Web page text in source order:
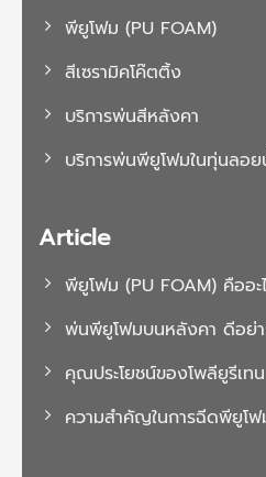
พียูโฟม (PU FOAM)
สีเซรามิคโค๊ตติ้ง
บริการพ่นสีหลังคา
บริการพ่นพียูโฟมในทุ่นลอย
Article
พียูโฟม (PU FOAM) คืออะ
พ่นพียูโฟมบนหลังคา ดีอย่า
คุณประโยชน์ของโพลียูรีเทน
ความสำคัญในการฉีดพียูโฟ